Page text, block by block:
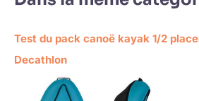
Test du pack canoë kayak 1/2
Decathlon